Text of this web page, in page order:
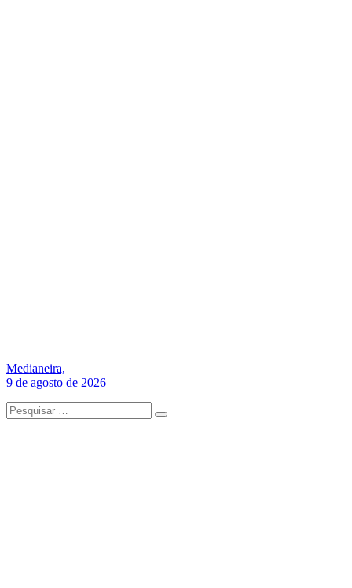
Medianeira,
9 de agosto de 2026